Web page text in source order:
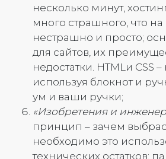
несколько минут,
много страшного, что
нестрашно и просто;
для сайтов, их
недостатки. HTMLи CSS –
используя блокнот и
ум и ваши ручки;
«Изобретения и
принцип – зачем
необходимо это
технических остатков: